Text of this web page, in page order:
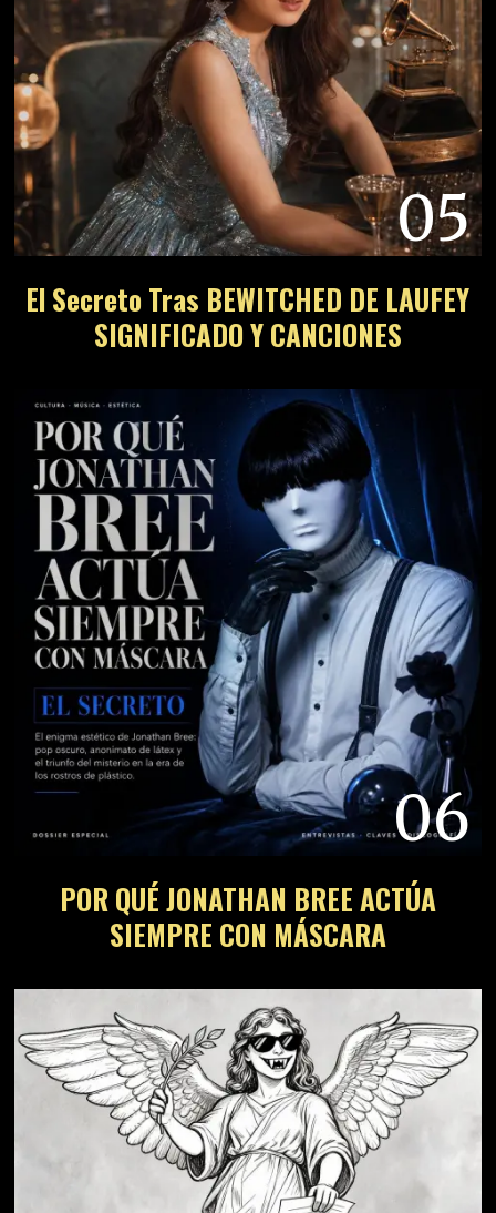
05
El Secreto Tras BEWITCHED DE LAUFEY
SIGNIFICADO Y CANCIONES
06
POR QUÉ JONATHAN BREE ACTÚA
SIEMPRE CON MÁSCARA